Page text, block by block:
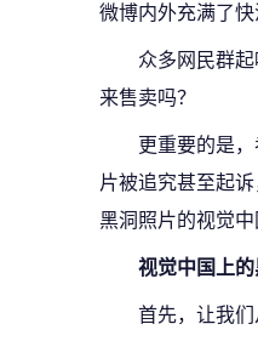
微博内外充满了快
众多网民群
来售卖吗？
更重要的是
片被追究甚至起
黑洞照片的视觉
视觉中国上
首先，让我